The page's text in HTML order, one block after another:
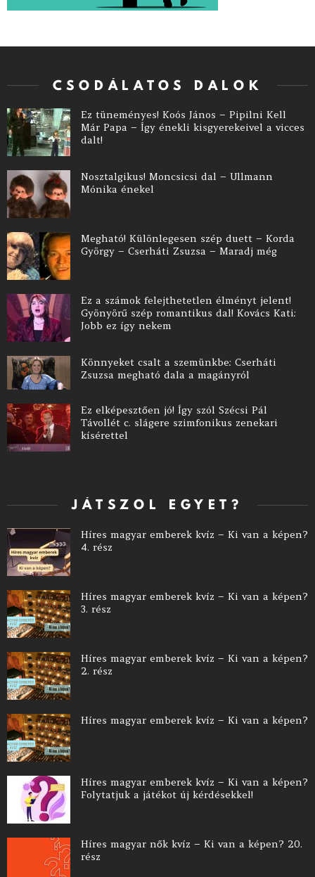
CSODÁLATOS DALOK
Ez tüneményes! Koós János – Pipilni Kell
Már Papa – Így énekli kisgyerekeivel a vicces
dalt!
Nosztalgikus! Moncsicsi dal – Ullmann
Mónika énekel
Megható! Különlegesen szép duett – Korda
György – Cserháti Zsuzsa – Maradj még
Ez a számok felejthetetlen élményt jelent!
Gyönyörű szép romantikus dal! Kovács Kati:
Jobb ez így nekem
Könnyeket csalt a szemünkbe: Cserháti
Zsuzsa megható dala a magányról
Ez elképesztően jó! Így szól Szécsi Pál
Távollét c. slágere szimfonikus zenekari
kísérettel
JÁTSZOL EGYET?
Híres magyar emberek kvíz – Ki van a képen?
4. rész
Híres magyar emberek kvíz – Ki van a képen?
3. rész
Híres magyar emberek kvíz – Ki van a képen?
2. rész
Híres magyar emberek kvíz – Ki van a képen?
Híres magyar emberek kvíz – Ki van a képen?
Folytatjuk a játékot új kérdésekkel!
Híres magyar nők kvíz – Ki van a képen? 20.
rész